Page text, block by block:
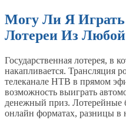
Могу Ли Я
Лотереи Из
Государственная лотерея, в
накапливается. Трансляция
телеканале НТВ в прямом
возможность выиграть
денежный приз. Лотерейные
онлайн форматах, разницы в